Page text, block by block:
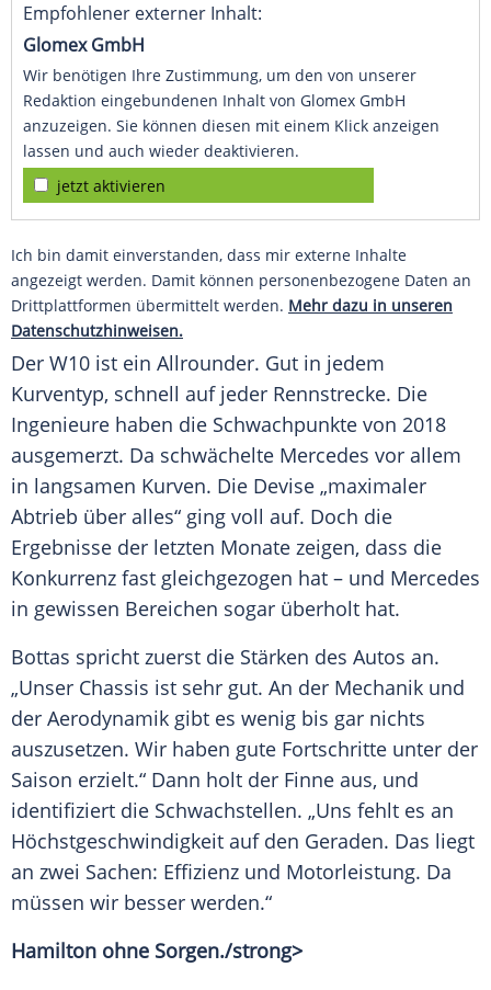
Empfohlener externer Inhalt:
Glomex GmbH
Wir benötigen Ihre Zustimmung, um den von unserer
Redaktion eingebundenen Inhalt von Glomex GmbH
anzuzeigen. Sie können diesen mit einem Klick anzeigen
lassen und auch wieder deaktivieren.
jetzt aktivieren
Ich bin damit einverstanden, dass mir externe Inhalte
angezeigt werden. Damit können personenbezogene Daten an
Drittplattformen übermittelt werden. Mehr dazu in unseren
Datenschutzhinweisen.
Der W10 ist ein Allrounder. Gut in jedem
Kurventyp, schnell auf jeder Rennstrecke. Die
Ingenieure haben die Schwachpunkte von 2018
ausgemerzt. Da schwächelte Mercedes vor allem
in langsamen Kurven. Die Devise „maximaler
Abtrieb über alles“ ging voll auf. Doch die
Ergebnisse der letzten Monate zeigen, dass die
Konkurrenz fast gleichgezogen hat – und Mercedes
in gewissen Bereichen sogar überholt hat.
Bottas spricht zuerst die Stärken des Autos an.
„Unser Chassis ist sehr gut. An der Mechanik und
der Aerodynamik gibt es wenig bis gar nichts
auszusetzen. Wir haben gute Fortschritte unter der
Saison erzielt.“ Dann holt der Finne aus, und
identifiziert die Schwachstellen. „Uns fehlt es an
Höchstgeschwindigkeit auf den Geraden. Das liegt
an zwei Sachen: Effizienz und Motorleistung. Da
müssen wir besser werden.“
Hamilton ohne Sorgen./strong>